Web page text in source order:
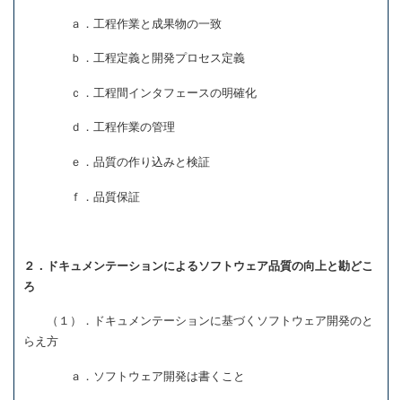
ａ．工程作業と成果物の一致
ｂ．工程定義と開発プロセス定義
ｃ．工程間インタフェースの明確化
ｄ．工程作業の管理
ｅ．品質の作り込みと検証
ｆ．品質保証
２．ドキュメンテーションによるソフトウェア品質の向上と勘どこ
ろ
（１）．ドキュメンテーションに基づくソフトウェア開発のと
らえ方
ａ．ソフトウェア開発は書くこと